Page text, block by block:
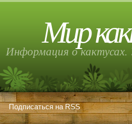
Мир
Информация о кактусах.
Подписаться на RSS